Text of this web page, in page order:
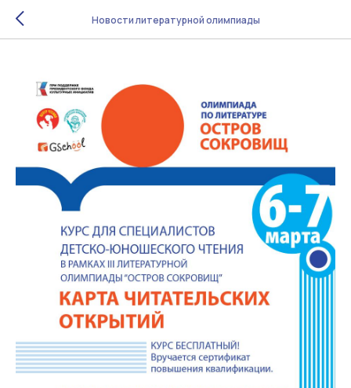
Новости литературной олимпиады